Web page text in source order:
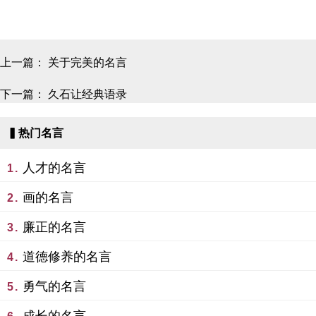
上一篇： 关于完美的名言
下一篇： 久石让经典语录
▍热门名言
1. 人才的名言
2. 画的名言
3. 廉正的名言
4. 道德修养的名言
5. 勇气的名言